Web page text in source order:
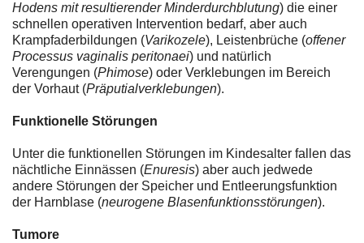
Hodens mit resultierender Minderdurchblutung) die einer
schnellen operativen Intervention bedarf, aber auch
Krampfaderbildungen (Varikozele), Leistenbrüche (offener
Processus vaginalis peritonaei) und natürlich
Verengungen (Phimose) oder Verklebungen im Bereich
der Vorhaut (Präputialverklebungen).
Funktionelle Störungen
Unter die funktionellen Störungen im Kindesalter fallen das
nächtliche Einnässen (Enuresis) aber auch jedwede
andere Störungen der Speicher und Entleerungsfunktion
der Harnblase (neurogene Blasenfunktionsstörungen).
Tumore